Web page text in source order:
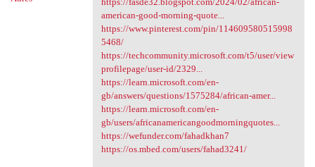
american-good-morning-quote...
https://www.pinterest.com/pin/114609580515998
5468/
https://techcommunity.microsoft.com/t5/user/view
profilepage/user-id/2329...
https://learn.microsoft.com/en-
gb/answers/questions/1575284/african-amer...
https://learn.microsoft.com/en-
gb/users/africanamericangoodmorningquotes...
https://wefunder.com/fahadkhan7
https://os.mbed.com/users/fahad3241/